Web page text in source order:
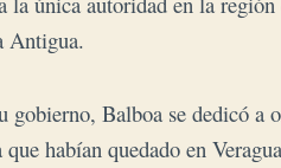
Antigua.
gobierno, Balboa se dedicó a
habían quedado en